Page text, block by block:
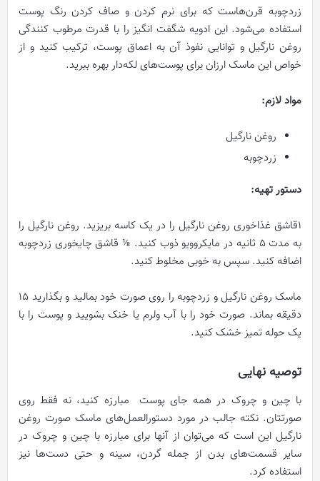
زردچوبه قرن‌هاست که برای نرم کردن و صاف کردن رنگ پوست
استفاده می‌شود. این ادویه شگفت انگیز را با قدرت مرطوب کنندگی
روغن نارگیل و توانایی نفوذ آن به اعماق پوست، ترکیب کنید و از
خواص این ماسک ارزان برای پوست‌های لکه‌دار بهره ببرید.
مواد لازم:
روغن نارگیل
زردچوبه
دستور تهیه:
1قاشق غذاخوری روغن نارگیل را در یک کاسه بریزید. روغن نارگیل را
به مدت 5 ثانیه در مایکروویو ذوب کنید. ⅛ قاشق چایخوری زردچوبه
اضافه کنید. سپس به خوبی مخلوط کنید.
ماسک روغن نارگیل و زردچوبه را روی صورت خود بمالید و بگذارید ۱۵
دقیقه بماند. صورت خود را با آب ولرم یا خنک بشویید و پوست را با
یک حوله تمیز خشک کنید.
توصیه نهایی
با چین و چروک در همه جای پوست مبارزه کنید، نه فقط روی
صورتتان. نکته جالب در مورد دستورالعمل‌های ماسک صورت روغن
نارگیل این است که می‌توان از آنها برای مبارزه با چین و چروک در
سایر قسمت‌های بدن از جمله گردن، سینه و حتی دست‌ها نیز
استفاده کرد.